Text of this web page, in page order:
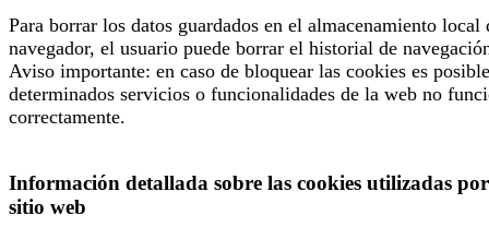
Para borrar los datos guardados en el almacenamiento local
navegador, el usuario puede borrar el historial de
Aviso importante: en caso de bloquear las cookies es
determinados servicios o funcionalidades de la web no
correctamente.
Información detallada sobre las cookies utilizadas por
sitio web